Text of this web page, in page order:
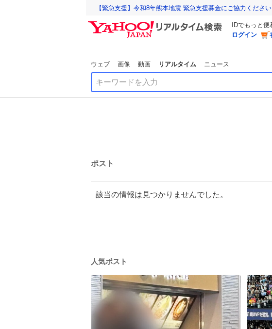
【緊急支援】令和8年熊本地震 緊急支援募金にご協力ください
IDでもっと便
ログイン
ウェブ 画像 動画 リアルタイム ニュース
ポスト
該当の情報は見つかりませんでした。
人気ポスト